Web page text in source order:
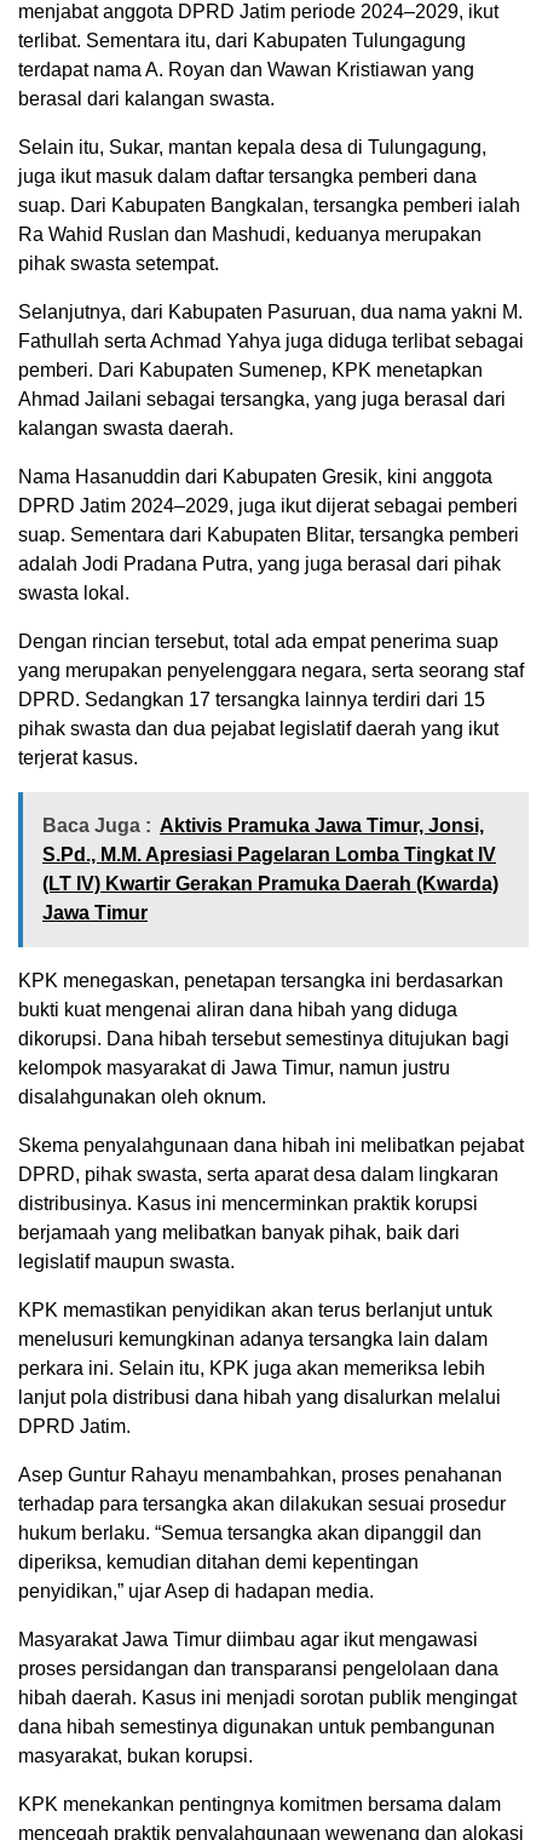
menjabat anggota DPRD Jatim periode 2024–2029, ikut
terlibat. Sementara itu, dari Kabupaten Tulungagung
terdapat nama A. Royan dan Wawan Kristiawan yang
berasal dari kalangan swasta.
Selain itu, Sukar, mantan kepala desa di Tulungagung,
juga ikut masuk dalam daftar tersangka pemberi dana
suap. Dari Kabupaten Bangkalan, tersangka pemberi ialah
Ra Wahid Ruslan dan Mashudi, keduanya merupakan
pihak swasta setempat.
Selanjutnya, dari Kabupaten Pasuruan, dua nama yakni M.
Fathullah serta Achmad Yahya juga diduga terlibat sebagai
pemberi. Dari Kabupaten Sumenep, KPK menetapkan
Ahmad Jailani sebagai tersangka, yang juga berasal dari
kalangan swasta daerah.
Nama Hasanuddin dari Kabupaten Gresik, kini anggota
DPRD Jatim 2024–2029, juga ikut dijerat sebagai pemberi
suap. Sementara dari Kabupaten Blitar, tersangka pemberi
adalah Jodi Pradana Putra, yang juga berasal dari pihak
swasta lokal.
Dengan rincian tersebut, total ada empat penerima suap
yang merupakan penyelenggara negara, serta seorang staf
DPRD. Sedangkan 17 tersangka lainnya terdiri dari 15
pihak swasta dan dua pejabat legislatif daerah yang ikut
terjerat kasus.
Baca Juga : Aktivis Pramuka Jawa Timur, Jonsi,
S.Pd., M.M. Apresiasi Pagelaran Lomba Tingkat IV
(LT IV) Kwartir Gerakan Pramuka Daerah (Kwarda)
Jawa Timur
KPK menegaskan, penetapan tersangka ini berdasarkan
bukti kuat mengenai aliran dana hibah yang diduga
dikorupsi. Dana hibah tersebut semestinya ditujukan bagi
kelompok masyarakat di Jawa Timur, namun justru
disalahgunakan oleh oknum.
Skema penyalahgunaan dana hibah ini melibatkan pejabat
DPRD, pihak swasta, serta aparat desa dalam lingkaran
distribusinya. Kasus ini mencerminkan praktik korupsi
berjamaah yang melibatkan banyak pihak, baik dari
legislatif maupun swasta.
KPK memastikan penyidikan akan terus berlanjut untuk
menelusuri kemungkinan adanya tersangka lain dalam
perkara ini. Selain itu, KPK juga akan memeriksa lebih
lanjut pola distribusi dana hibah yang disalurkan melalui
DPRD Jatim.
Asep Guntur Rahayu menambahkan, proses penahanan
terhadap para tersangka akan dilakukan sesuai prosedur
hukum berlaku. “Semua tersangka akan dipanggil dan
diperiksa, kemudian ditahan demi kepentingan
penyidikan,” ujar Asep di hadapan media.
Masyarakat Jawa Timur diimbau agar ikut mengawasi
proses persidangan dan transparansi pengelolaan dana
hibah daerah. Kasus ini menjadi sorotan publik mengingat
dana hibah semestinya digunakan untuk pembangunan
masyarakat, bukan korupsi.
KPK menekankan pentingnya komitmen bersama dalam
mencegah praktik penyalahgunaan wewenang dan alokasi